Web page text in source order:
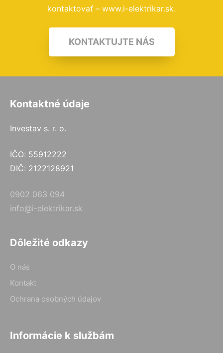
kontaktovať – www.i-elektrikar.sk.
KONTAKTUJTE NÁS
Kontaktné údaje
Investav s. r. o.
IČO: 55912222
DIČ: 2122128921
0902 063 094
info@i-elektrikar.sk
Dôležité odkazy
O nás
Kontakt
Ochrana osobných údajov
Informácie k službám